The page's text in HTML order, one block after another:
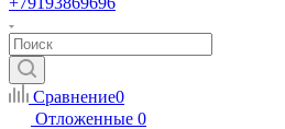
Сравнение0
Отложенные 0